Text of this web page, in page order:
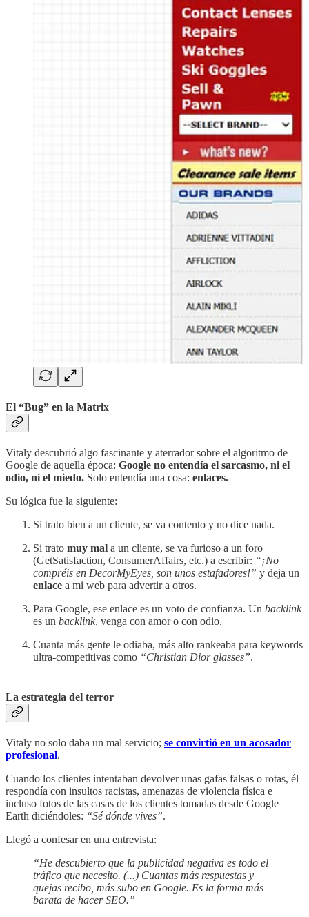
El “Bug” en la Matrix
Vitaly descubrió algo fascinante y aterrador sobre el algoritmo de
Google de aquella época: Google no entendía el sarcasmo, ni el
odio, ni el miedo. Solo entendía una cosa: enlaces.
Su lógica fue la siguiente:
Si trato bien a un cliente, se va contento y no dice nada.
Si trato muy mal a un cliente, se va furioso a un foro
(GetSatisfaction, ConsumerAffairs, etc.) a escribir: “¡No
compréis en DecorMyEyes, son unos estafadores!” y deja un
enlace a mi web para advertir a otros.
Para Google, ese enlace es un voto de confianza. Un backlink
es un backlink, venga con amor o con odio.
Cuanta más gente le odiaba, más alto rankeaba para keywords
ultra-competitivas como “Christian Dior glasses”.
La estrategia del terror
Vitaly no solo daba un mal servicio; se convirtió en un acosador
profesional.
Cuando los clientes intentaban devolver unas gafas falsas o rotas, él
respondía con insultos racistas, amenazas de violencia física e
incluso fotos de las casas de los clientes tomadas desde Google
Earth diciéndoles: “Sé dónde vives”.
Llegó a confesar en una entrevista:
“He descubierto que la publicidad negativa es todo el
tráfico que necesito. (...) Cuantas más respuestas y
quejas recibo, más subo en Google. Es la forma más
barata de hacer SEO.”